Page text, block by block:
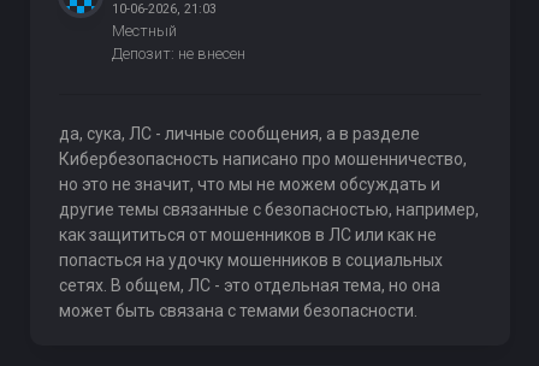
10-06-2026, 21:03
Местный
Депозит: не внесен
да, сука, ЛС - личные сообщения, а в разделе
Кибербезопасность написано про мошенничество,
но это не значит, что мы не можем обсуждать и
другие темы связанные с безопасностью, например,
как защититься от мошенников в ЛС или как не
попасться на удочку мошенников в социальных
сетях. В общем, ЛС - это отдельная тема, но она
может быть связана с темами безопасности.